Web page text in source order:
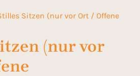
Sitzen (nur vor Ort / Offene
(nur vor